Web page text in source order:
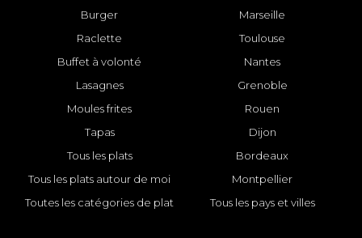
Burger
Raclette
Buffet à volonté
Lasagnes
Moules frites
Tapas
Tous les plats
Tous les plats autour de moi
Toutes les catégories de plat
Marseille
Toulouse
Nantes
Grenoble
Rouen
Dijon
Bordeaux
Montpellier
Tous les pays et villes